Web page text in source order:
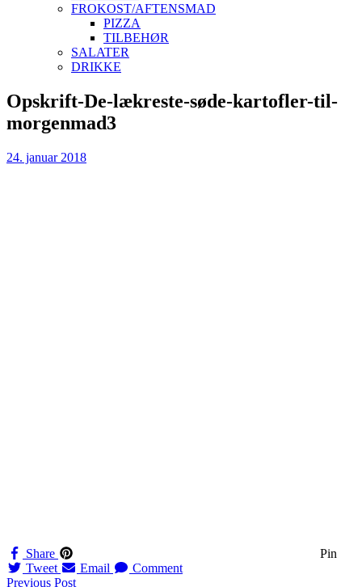
FROKOST/AFTENSMAD
PIZZA
TILBEHØR
SALATER
DRIKKE
Skip
to
content
Opskrift-De-lækreste-søde-kartofler-til-
morgenmad3
24. januar 2018
Share
Pin
Tweet
Email Comment
Previous Post